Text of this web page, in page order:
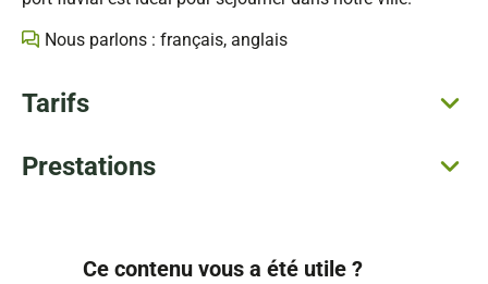
Nous parlons : français, anglais
Tarifs
Prestations
Ce contenu vous a été utile ?